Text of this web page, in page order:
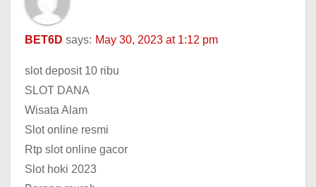
BET6D says: May 30, 2023 at 1:12 pm
slot deposit 10 ribu
SLOT DANA
Wisata Alam
Slot online resmi
Rtp slot online gacor
Slot hoki 2023